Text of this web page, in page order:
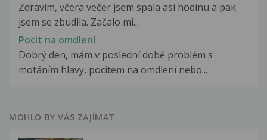
Zdravím, včera večer jsem spala asi hodinu a pak
jsem se zbudila. Začalo mi...
Pocit na omdlení
Dobrý den, mám v poslední době problém s
motáním hlavy, pocitem na omdlení nebo...
MOHLO BY VÁS ZAJÍMAT